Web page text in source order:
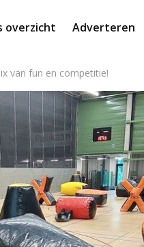
overzicht Adverteren
van fun en competitie!